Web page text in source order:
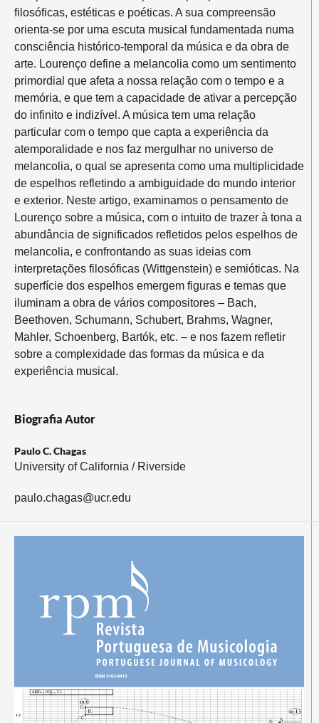
filosóficas, estéticas e poéticas. A sua compreensão
orienta-se por uma escuta musical fundamentada numa
consciência histórico-temporal da música e da obra de
arte. Lourenço define a melancolia como um sentimento
primordial que afeta a nossa relação com o tempo e a
memória, e que tem a capacidade de ativar a percepção
do infinito e indizível. A música tem uma relação
particular com o tempo que capta a experiência da
atemporalidade e nos faz mergulhar no universo de
melancolia, o qual se apresenta como uma multiplicidade
de espelhos refletindo a ambiguidade do mundo interior
e exterior. Neste artigo, examinamos o pensamento de
Lourenço sobre a música, com o intuito de trazer à tona a
abundância de significados refletidos pelos espelhos de
melancolia, e confrontando as suas ideias com
interpretações filosóficas (Wittgenstein) e semióticas. Na
superfície dos espelhos emergem figuras e temas que
iluminam a obra de vários compositores – Bach,
Beethoven, Schumann, Schubert, Brahms, Wagner,
Mahler, Schoenberg, Bartók, etc. – e nos fazem refletir
sobre a complexidade das formas da música e da
experiência musical.
Biografia Autor
Paulo C. Chagas
University of California / Riverside
paulo.chagas@ucr.edu